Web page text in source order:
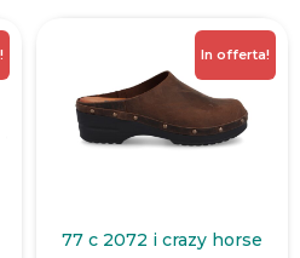
In offerta!
77 c 2072 i crazy horse